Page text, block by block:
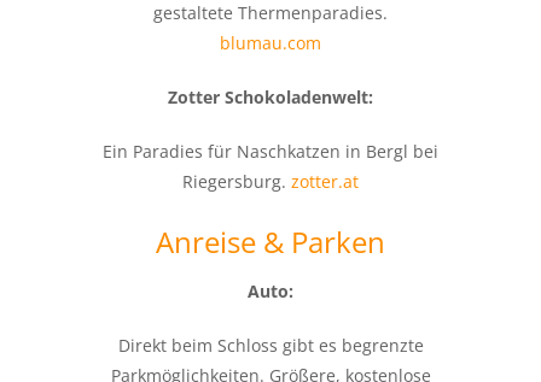
gestaltete Thermenparadies.
blumau.com
Zotter Schokoladenwelt:
Ein Paradies für Naschkatzen in Bergl bei
Riegersburg. zotter.at
Anreise & Parken
Auto:
Direkt beim Schloss gibt es begrenzte
Parkmöglichkeiten. Größere, kostenlose